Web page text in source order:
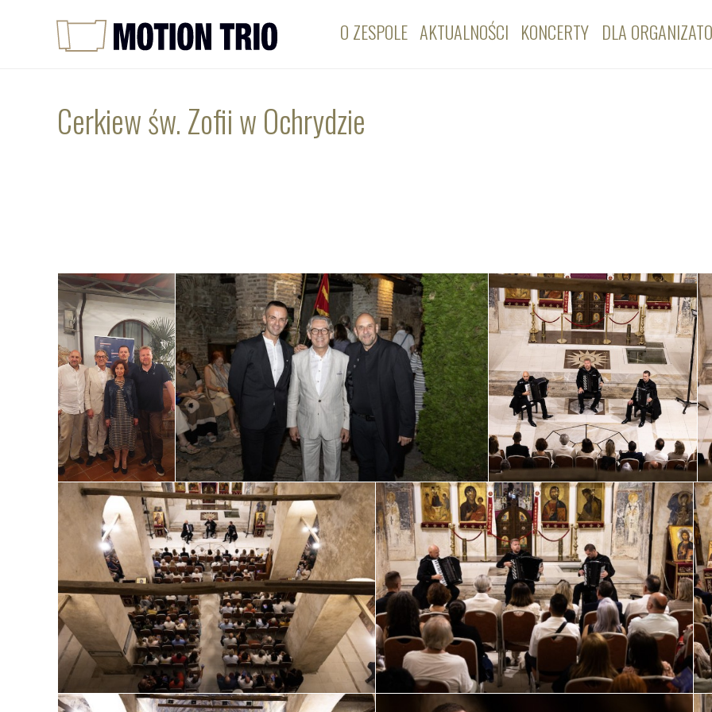
O ZESPOLE AKTUALNOŚCI KONCERTY DLA
Cerkiew św. Zofii w Ochrydzie